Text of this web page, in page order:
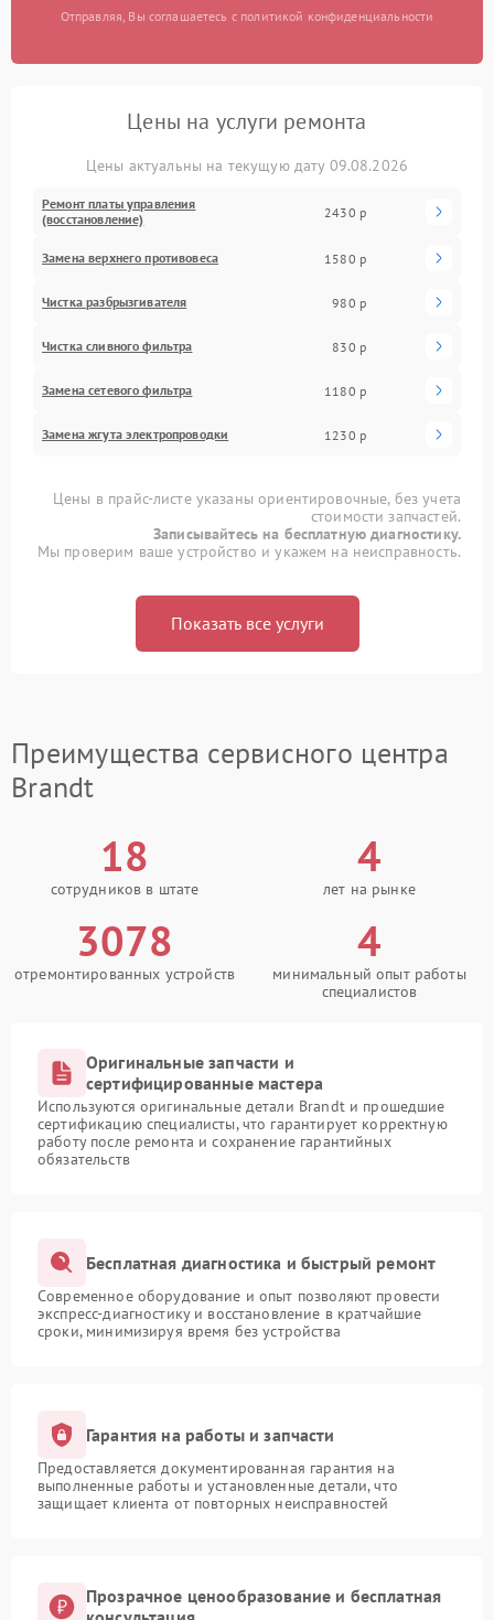
Отправляя, Вы соглашаетесь с политикой конфиденциальности
Цены на услуги ремонта
Цены актуальны на текущую дату 09.08.2026
Ремонт платы управления
(восстановление)
2430 р
Замена верхнего противовеса 1580 р
Чистка разбрызгивателя 980 р
Чистка сливного фильтра 830 р
Замена сетевого фильтра 1180 р
Замена жгута электропроводки 1230 р
Цены в прайс-листе указаны ориентировочные, без учета
стоимости запчастей.
Записывайтесь на бесплатную диагностику.
Мы проверим ваше устройство и укажем на неисправность.
Показать все услуги
Преимущества сервисного центра
Brandt
18
сотрудников в штате
4
лет на рынке
3078
отремонтированных устройств
4
минимальный опыт работы
специалистов
Оригинальные запчасти и
сертифицированные мастера
Используются оригинальные детали Brandt и прошедшие
сертификацию специалисты, что гарантирует корректную
работу после ремонта и сохранение гарантийных
обязательств
Бесплатная диагностика и быстрый ремонт
Современное оборудование и опыт позволяют провести
экспресс-диагностику и восстановление в кратчайшие
сроки, минимизируя время без устройства
Гарантия на работы и запчасти
Предоставляется документированная гарантия на
выполненные работы и установленные детали, что
защищает клиента от повторных неисправностей
Прозрачное ценообразование и бесплатная